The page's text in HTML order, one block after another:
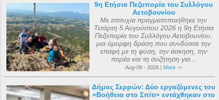
9η Ετήσια Πεζοπορία του Συλλόγου
Αετοβουνίου
Με επιτυχία πραγματοποιήθηκε την
Τετάρτη 5 Αυγούστου 2026 η 9η Ετήσια
Πεζοπορία του Συλλόγου Αετοβουνίου,
μια όμορφη δράση που συνδύασε την
επαφή με τη φύση, την άσκηση, την
παρέα και τη συζήτηση για...
Aug-08 - 2026 | More ->
Δήμος Σερρών: Δύο εργαζόμενες του
«Βοήθεια στο Σπίτι» εντάχθηκαν στο